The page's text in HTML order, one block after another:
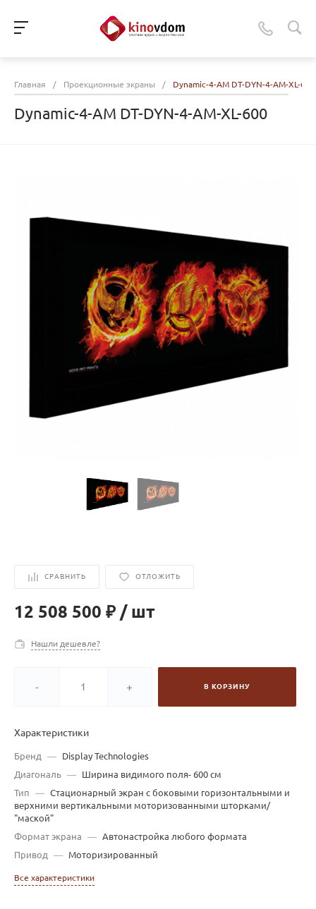
Главная / Проекционные экраны / Dynamic-4-AM DT-DYN-4-AM-XL-600
Dynamic-4-AM DT-DYN-4-AM-XL-600
СРАВНИТЬ ОТЛОЖИТЬ
12 508 500 ₽ / шт
Нашли дешевле?
- + В КОРЗИНУ
Характеристики
Бренд —
Display Technologies
Диагональ —
Ширина видимого поля- 600 см
Тип
— Стационарный экран с боковыми горизонтальными и
верхними вертикальными моторизованными шторками/
"маской"
Формат экрана
—
Автонастройка любого формата
Привод
— Моторизированный
Все характеристики